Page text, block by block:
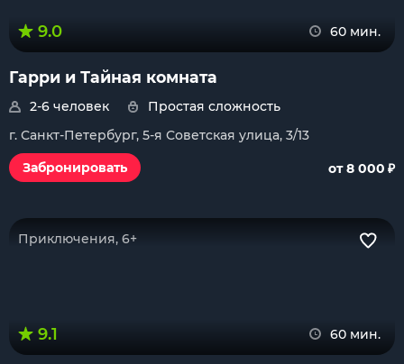
9.0 60 мин.
Гарри и Тайная комната
2-6 человек
Простая сложность
г. Санкт-Петербург, 5-я Советская улица, 3/13
Забронировать
от 8 000 ₽
Приключения, 6+
9.1 60 мин.